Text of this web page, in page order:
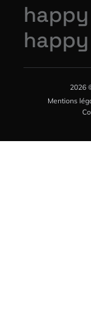
2026
Mentions